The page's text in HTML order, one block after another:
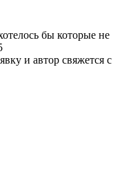
бы которые не
и автор свяжется с